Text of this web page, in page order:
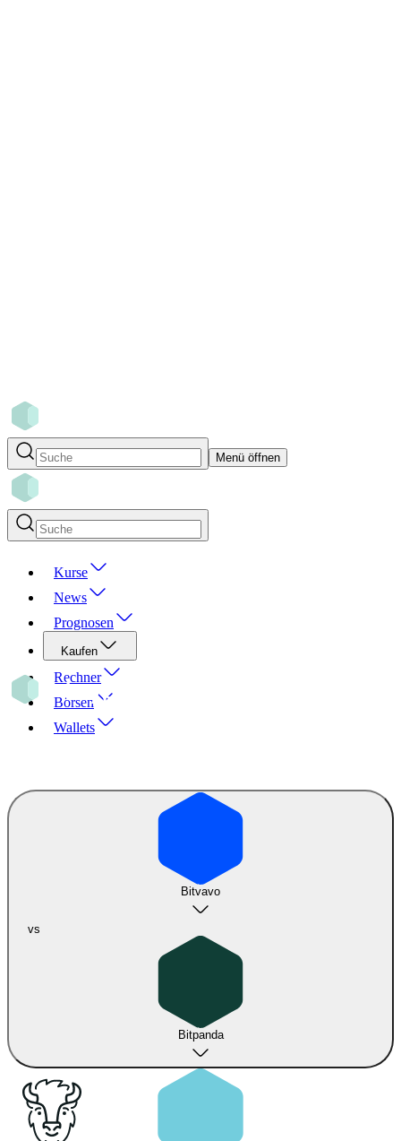
Menü öffnen
Kurse
News
Prognosen
Kaufen
Rechner
Börsen
Wallets
Bitvavo
vs
Bitpanda